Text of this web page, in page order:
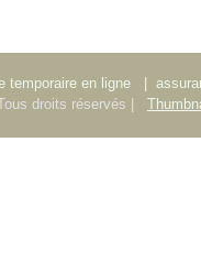
temporaire en ligne
droits réservés |